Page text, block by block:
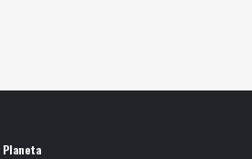
Planeta